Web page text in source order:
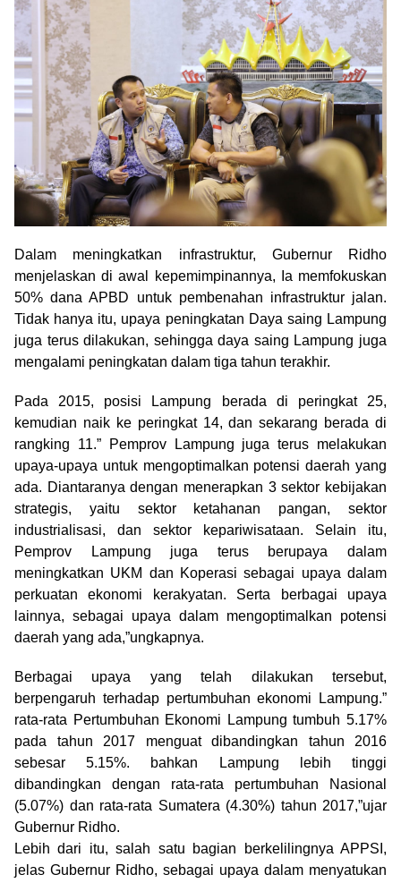
Dalam meningkatkan infrastruktur, Gubernur Ridho
menjelaskan di awal kepemimpinannya, Ia memfokuskan
50% dana APBD untuk pembenahan infrastruktur jalan.
Tidak hanya itu, upaya peningkatan Daya saing Lampung
juga terus dilakukan, sehingga daya saing Lampung juga
mengalami peningkatan dalam tiga tahun terakhir.
Pada 2015, posisi Lampung berada di peringkat 25,
kemudian naik ke peringkat 14, dan sekarang berada di
rangking 11.” Pemprov Lampung juga terus melakukan
upaya-upaya untuk mengoptimalkan potensi daerah yang
ada. Diantaranya dengan menerapkan 3 sektor kebijakan
strategis, yaitu sektor ketahanan pangan, sektor
industrialisasi, dan sektor kepariwisataan. Selain itu,
Pemprov Lampung juga terus berupaya dalam
meningkatkan UKM dan Koperasi sebagai upaya dalam
perkuatan ekonomi kerakyatan. Serta berbagai upaya
lainnya, sebagai upaya dalam mengoptimalkan potensi
daerah yang ada,”ungkapnya.
Berbagai upaya yang telah dilakukan tersebut,
berpengaruh terhadap pertumbuhan ekonomi Lampung.”
rata-rata Pertumbuhan Ekonomi Lampung tumbuh 5.17%
pada tahun 2017 menguat dibandingkan tahun 2016
sebesar 5.15%. bahkan Lampung lebih tinggi
dibandingkan dengan rata-rata pertumbuhan Nasional
(5.07%) dan rata-rata Sumatera (4.30%) tahun 2017,”ujar
Gubernur Ridho.
Lebih dari itu, salah satu bagian berkelilingnya APPSI,
jelas Gubernur Ridho, sebagai upaya dalam menyatukan